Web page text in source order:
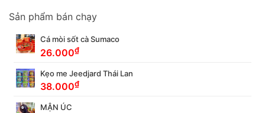
Sản phẩm bán chạy
Cá mòi sốt cà Sumaco
26.000₫
Kẹo me Jeedjard Thái Lan
38.000₫
MẬN ÚC